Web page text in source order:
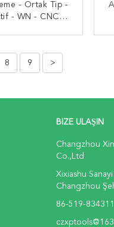
- Ortak Tip -
- WN - CNC
8 9 >
BIZE ULAŞIN
Changzhou
Co.,Ltd
Xixiashu
Changzhou
86-519-